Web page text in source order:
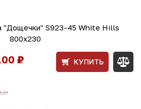
"Дощечки" S923-45 White Hills
800х230
₽ КУПИТЬ